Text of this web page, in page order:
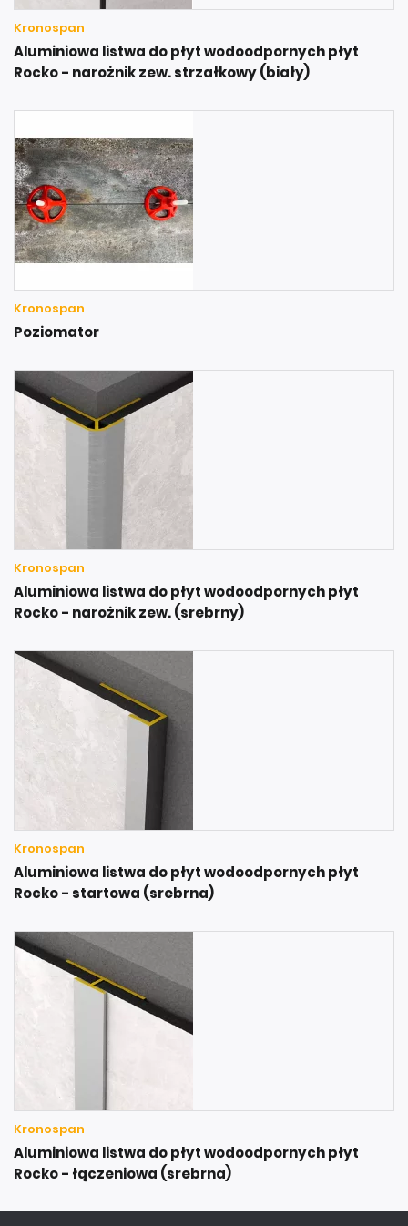
Kronospan
Aluminiowa listwa do płyt wodoodpornych płyt
Rocko - narożnik zew. strzałkowy (biały)
Kronospan
Poziomator
Kronospan
Aluminiowa listwa do płyt wodoodpornych płyt
Rocko - narożnik zew. (srebrny)
Kronospan
Aluminiowa listwa do płyt wodoodpornych płyt
Rocko - startowa (srebrna)
Kronospan
Aluminiowa listwa do płyt wodoodpornych płyt
Rocko - łączeniowa (srebrna)